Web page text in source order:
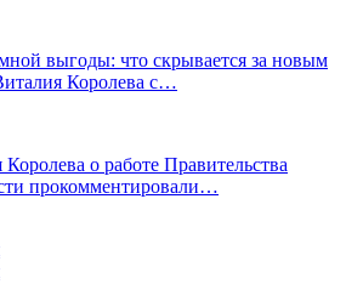
выгоды: что скрывается за новым
Королева с…
о работе Правительства
прокомментировали…